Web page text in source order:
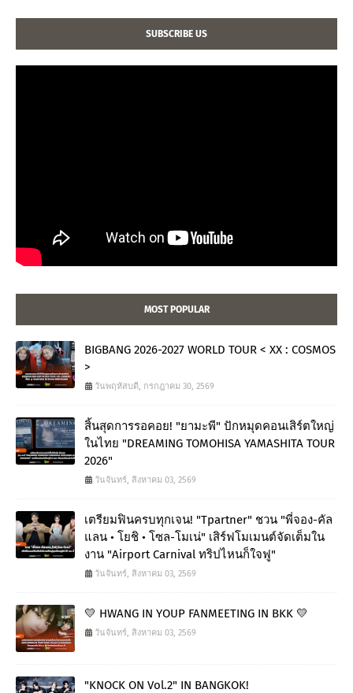
SUBSCRIBE US
MOST POPULAR
BIGBANG 2026-2027 WORLD TOUR < XX : COSMOS
>
วันพฤหัสบดี, กรกฎาคม 30, 2569
สิ้นสุดการรอคอย! "ยามะพี" ปักหมุดคอนเสิร์ตใหญ่
ในไทย "DREAMING TOMOHISA YAMASHITA TOUR
2026"
วันจันทร์, สิงหาคม 03, 2569
เตรียมฟินครบทุกเจน! "Tpartner" ชวน "พี่จอง-คัล
แลน • โยชิ • โซล-โมเน่" เสิร์ฟโมเมนต์จัดเต็มใน
งาน "Airport Carnival ทริปไหนก็ใจฟู"
วันจันทร์, สิงหาคม 03, 2569
💛 HWANG IN YOUP FANMEETING IN BKK 💛
วันจันทร์, สิงหาคม 03, 2569
"KNOCK ON Vol.2" IN BANGKOK!